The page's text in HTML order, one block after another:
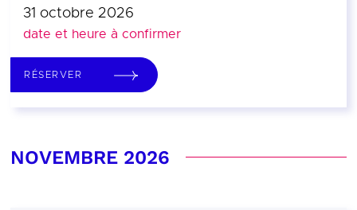
31 octobre 2026
date et heure à confirmer
RÉSERVER
NOVEMBRE 2026